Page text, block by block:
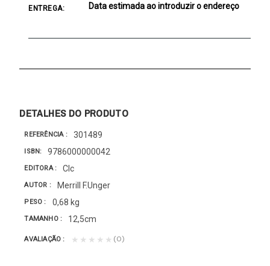
ENTREGA: Data estimada ao introduzir o endereço
DETALHES DO PRODUTO
REFERÊNCIA 301489
ISBN 9786000000042
EDITORA Clc
AUTOR Merrill F.Unger
PESO 0,68 kg
TAMANHO 12,5cm
AVALIAÇÃO ★★★★★ (0)